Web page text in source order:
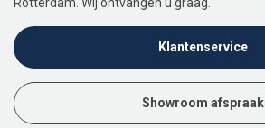
Klantenservice
Showroom afspraak